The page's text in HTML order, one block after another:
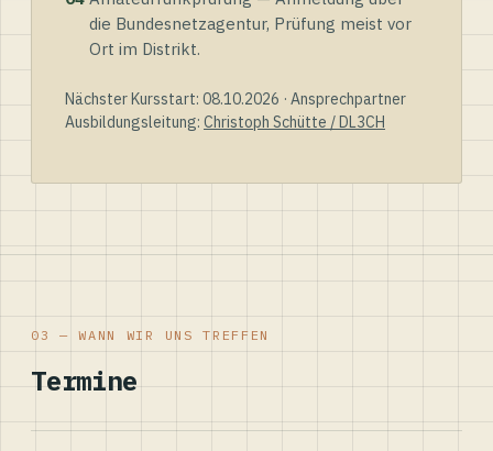
die Bundesnetzagentur, Prüfung meist vor
Ort im Distrikt.
Nächster Kursstart: 08.10.2026 · Ansprechpartner
Ausbildungsleitung: Christoph Schütte / DL3CH
03 — WANN WIR UNS TREFFEN
Termine